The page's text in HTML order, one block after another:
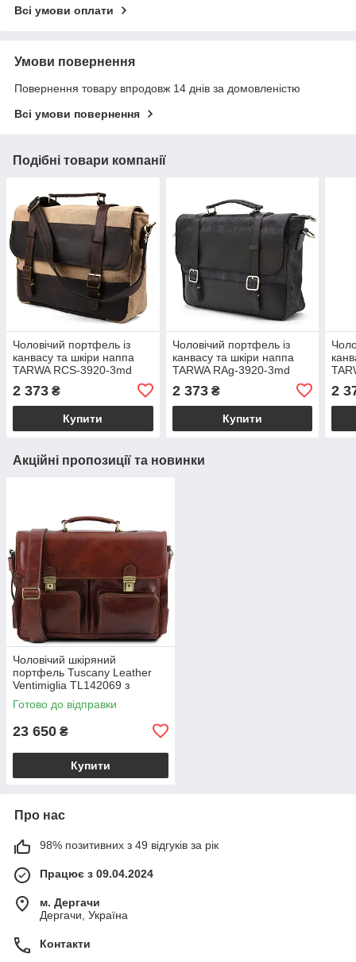
Всі умови оплати
Умови повернення
Повернення товару впродовж 14 днів за домовленістю
Всі умови повернення
Подібні товари компанії
Чоловічий портфель із
канвасу та шкіри наппа
TARWA RCS-3920-3md
2 373 ₴
Купити
Чоловічий портфель із
канвасу та шкіри наппа
TARWA RAg-3920-3md
2 373₴
Купити
2
Акційні пропозиції та новинки
Чоловічий шкіряний
портфель Tuscany Leather
Ventimiglia TL142069 з
передніми кишенями та
плечовим ременем,
Готово до відправки
23 650 ₴
Купити
Про нас
98% позитивних з 49 відгуків за рік
Працює з 09.04.2024
м. Дергачи
Дергачи, Україна
Контакти